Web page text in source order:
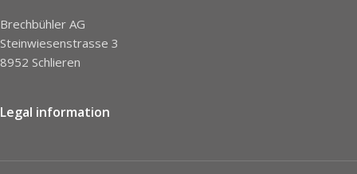
Brechbühler AG
Steinwiesenstrasse 3
8952 Schlieren
Legal information